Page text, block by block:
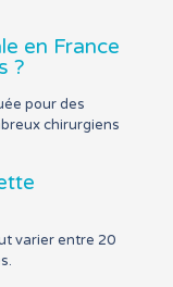
en France
?
pour des
chirurgiens
varier entre 20